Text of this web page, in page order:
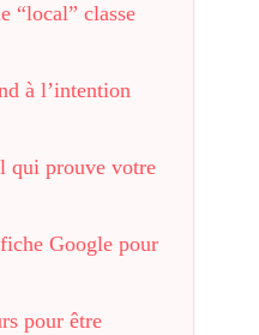
“local” classe
à l’intention
qui prouve votre
Google pour
pour être